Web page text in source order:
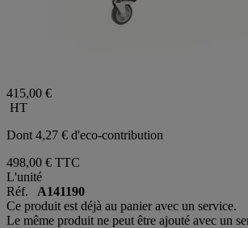
415,00 €
HT
Dont 4,27 € d'eco-contribution
498,00 € TTC
L'unité
Réf. A141190
Ce produit est déjà au panier avec un service.
Le même produit ne peut être ajouté avec un